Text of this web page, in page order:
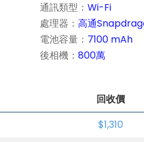
通訊類型： Wi-Fi
處理器： 高通
電池容量： 7100 mAh
後相機： 800萬
回收價
$1,310